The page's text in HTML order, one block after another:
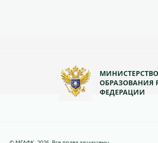
ОБРАЗОВАНИЯ
ФЕДЕРАЦИИ